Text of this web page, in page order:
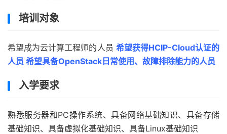
培训对象
希望成为云计算工程师的人员 希望获得HCIP-Cloud认证的
人员 希望具备OpenStack日常使用、故障排除能力的人员
入学要求
熟悉服务器和PC操作系统、具备网络基础知识、具备存储
基础知识、具备虚拟化基础知识、具备Linux基础知识